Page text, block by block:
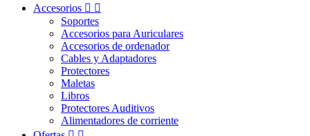
Accesorios  
Soportes
Accesorios para Auriculares
Accesorios de ordenador
Cables y Adaptadores
Protectores
Maletas
Libros
Protectores Auditivos
Alimentadores de corriente